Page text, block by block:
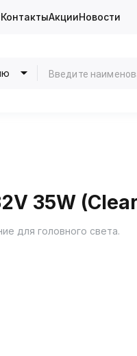
КонтактыАкцииНовости
35W
для головного света.